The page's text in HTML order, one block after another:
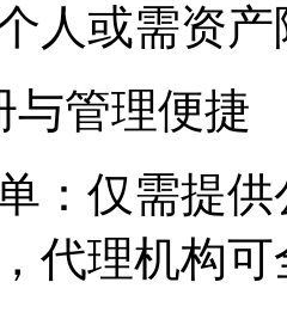
人或需资
管理便捷
仅需提供
代理机构